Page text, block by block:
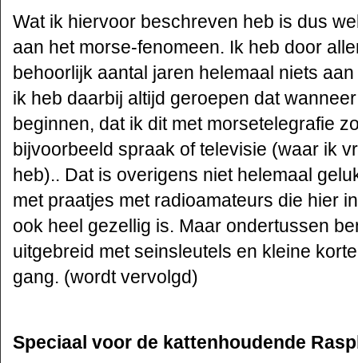
Wat ik hiervoor beschreven heb is dus
aan het morse-fenomeen. Ik heb door
behoorlijk aantal jaren helemaal niets
ik heb daarbij altijd geroepen dat
beginnen, dat ik dit met morsetelegrafie
bijvoorbeeld spraak of televisie (waar ik
heb).. Dat is overigens niet helemaal
met praatjes met radioamateurs die hier
ook heel gezellig is. Maar ondertussen
uitgebreid met seinsleutels en kleine
gang. (wordt vervolgd)
Speciaal voor de kattenhoudende